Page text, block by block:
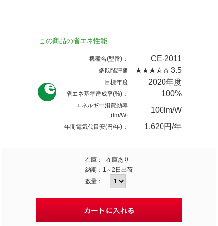
この商品の省エネ性能
機種名(型番)： CE-2011
多段階評価 3.5
目標年度 2020年度
省エネ基準達成率(%)： 100%
エネルギー消費効率
(lm/W)
100lm/W
年間電気代目安(円/年)： 1,620円/年
在庫：
在庫あり
納期： 1～2日出荷
数量：